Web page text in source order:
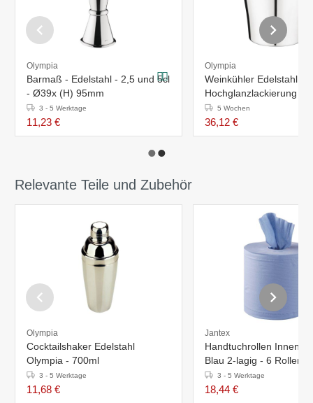
Olympia
Barmaß - Edelstahl - 2,5 und 5cl
- Ø39x (H) 95mm
3 - 5 Werktage
11,23 €
Olympia
Weinkühler Edelstahl -
Hochglanzlackierung -
(H) 230 mm
5 Wochen
36,12 €
Relevante Teile und Zubehör
Olympia
Cocktailshaker Edelstahl
Olympia - 700ml
3 - 5 Werktage
11,68 €
Jantex
Handtuchrollen
Blau 2-lagig - 6 Rollen
3 - 5 Werktage
18,44 €